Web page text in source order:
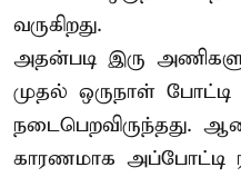
வருகிறது.
அதன்படி இரு
முதல் ஒருநாள் போட்டி
நடைபெறவிருந்தது.
காரணமாக அப்போட்டி